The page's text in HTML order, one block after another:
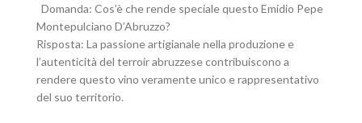
Domanda: Cos’è che rende speciale questo Emidio Pepe
Montepulciano D’Abruzzo?
Risposta: La passione artigianale nella produzione e
l’autenticità del terroir abruzzese contribuiscono a
rendere questo vino veramente unico e rappresentativo
del suo territorio.